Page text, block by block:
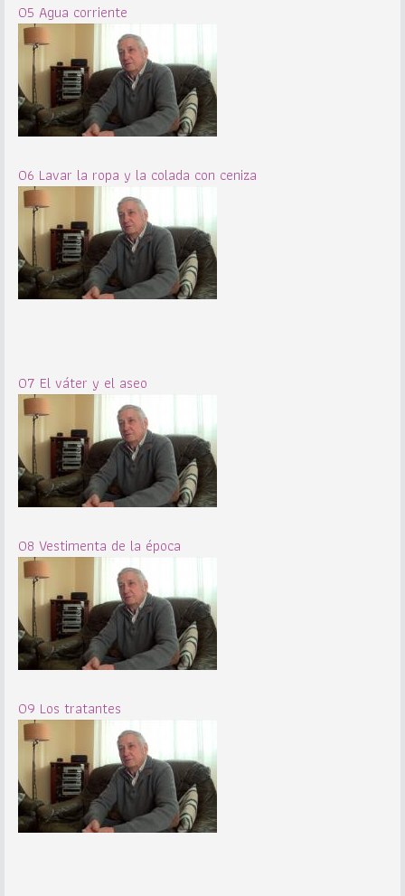
05 Agua corriente
06 Lavar la ropa y la colada con ceniza
07 El váter y el aseo
08 Vestimenta de la época
09 Los tratantes